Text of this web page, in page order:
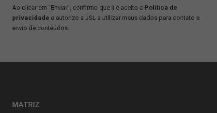
Ao clicar em "Enviar", confirmo que li e aceito a Política de
privacidade e autorizo a JSL a utilizar meus dados para contato e
envio de conteúdos.
MATRIZ